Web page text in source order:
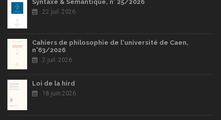
Syntaxe & Sémantique, n° 25/2026
22 juil. 2026
Cahiers de philosophie de l'université de Caen,
n°63/2026
2 juil. 2026
Loi de la hird
18 juin 2026